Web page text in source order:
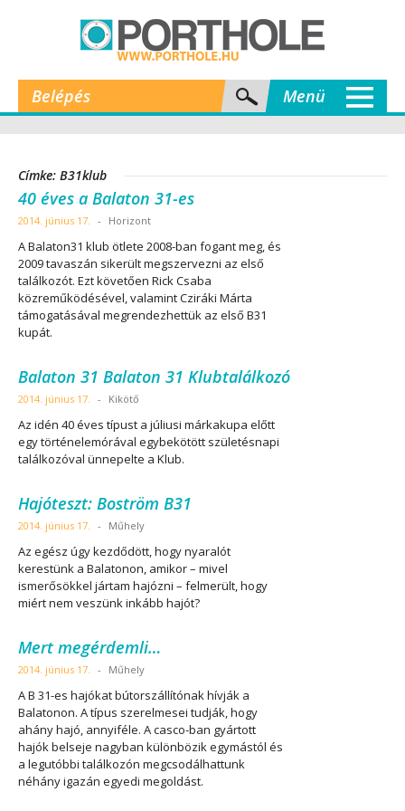
Belépés Menü
Címke: B31klub
40 éves a Balaton 31-es
2014. június 17. - Horizont
A Balaton31 klub ötlete 2008-ban fogant meg, és
2009 tavaszán sikerült megszervezni az első
találkozót. Ezt követően Rick Csaba
közreműködésével, valamint Cziráki Márta
támogatásával megrendezhettük az első B31
kupát.
Balaton 31 Balaton 31 Klubtalálkozó
2014. június 17. - Kikötő
Az idén 40 éves típust a júliusi márkakupa előtt
egy történelemórával egybekötött születésnapi
találkozóval ünnepelte a Klub.
Hajóteszt: Boström B31
2014. június 17. - Műhely
Az egész úgy kezdődött, hogy nyaralót
kerestünk a Balatonon, amikor – mivel
ismerősökkel jártam hajózni – felmerült, hogy
miért nem veszünk inkább hajót?
Mert megérdemli…
2014. június 17. - Műhely
A B 31-es hajókat bútorszállítónak hívják a
Balatonon. A típus szerelmesei tudják, hogy
ahány hajó, annyiféle. A casco-ban gyártott
hajók belseje nagyban különbözik egymástól és
a legutóbbi találkozón megcsodálhattunk
néhány igazán egyedi megoldást.